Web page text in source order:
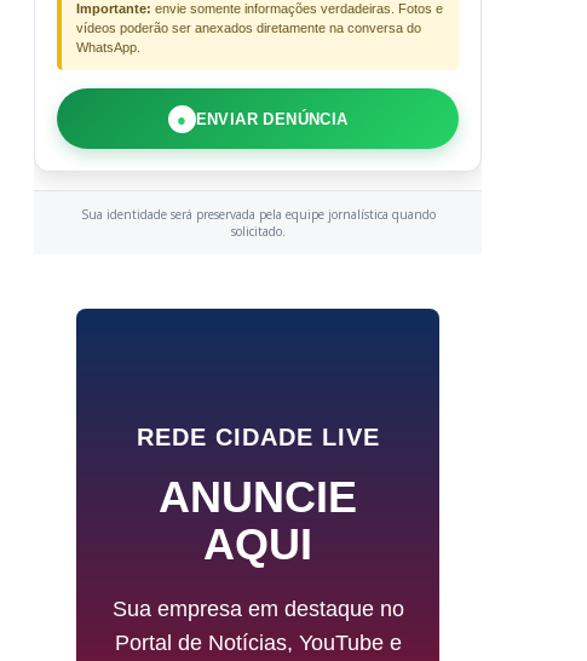
Importante: envie somente informações verdadeiras. Fotos e
vídeos poderão ser anexados diretamente na conversa do
WhatsApp.
● ENVIAR DENÚNCIA
Sua identidade será preservada pela equipe jornalística quando
solicitado.
REDE CIDADE LIVE
ANUNCIE
AQUI
Sua empresa em destaque no
Portal de Notícias, YouTube e